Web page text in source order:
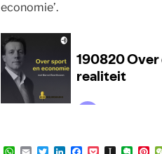
economie’.
W
E
T
L
F
P
E
P